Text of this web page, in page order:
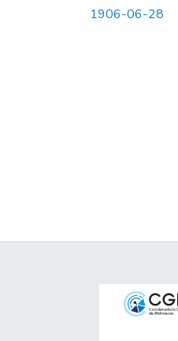
1906-06-28